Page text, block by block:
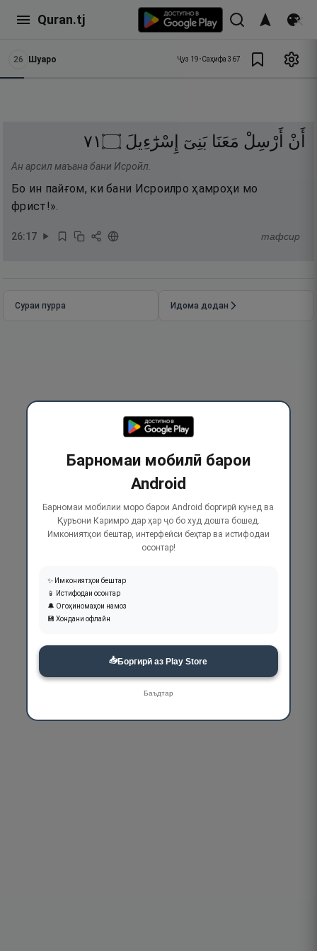
Quran.tj
26 Шуаро Ҷуз 19•Саҳифа 367
أَنْ أَرْسِلْ مَعَنَا بَنِىٓ إِسْرَٰٓءِيلَ ۝١٧
Ан арсил маъана бани Исроӣл.
Бо ин пайғом, ки бани Исроилро ҳамроҳи мо
фрист!».
26:17 тафсир
Сураи пурра Идома додан
Барномаи мобилӣ барои
Android
Барномаи мобилии моро барои Android боргирӣ кунед ва
Қуръони Каримро дар ҳар ҷо бо худ дошта бошед.
Имкониятҳои бештар, интерфейси беҳтар ва истифодаи
осонтар!
✨ Имкониятҳои бештар
📱 Истифодаи осонтар
🔔 Огоҳиномаҳои намоз
💾 Хондани офлайн
📥Боргирӣ аз Play Store
Баъдтар